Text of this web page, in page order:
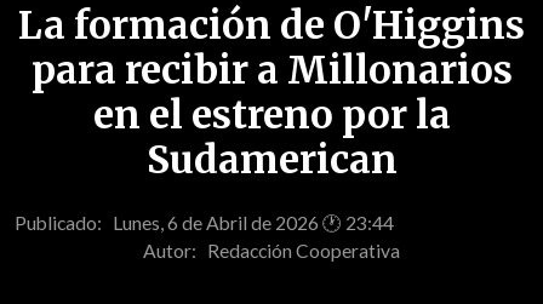
La formación de O'Higgins
para recibir a Millonarios
en el estreno por la
Sudamerican
Publicado: Lunes, 6 de Abril de 2026 🕐 23:44
Autor: Redacción Cooperativa